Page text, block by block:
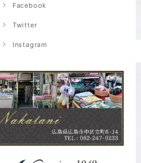
Facebook
Twitter
Instagram